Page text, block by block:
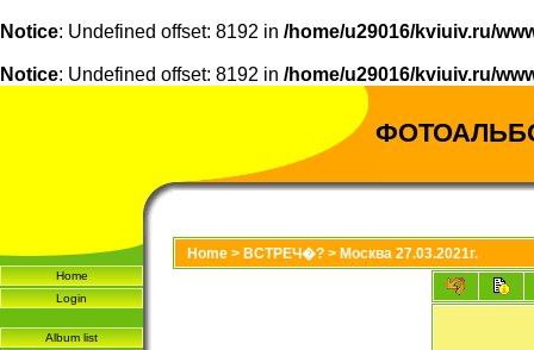
Notice: Undefined offset: 8192 in /home/u29016/kviuiv.ru/
Notice: Undefined offset: 8192 in /home/u29016/kviuiv.ru/
Home
Login
Album list
Home > ВСТРЕЧ�? > Москва 27.03.2021г.